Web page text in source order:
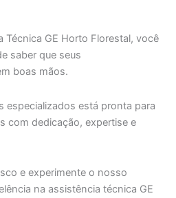
Técnica GE Horto Florestal, você
saber que seus
boas mãos.
especializados está pronta para
com dedicação, expertise e
e experimente o nosso
na assistência técnica GE